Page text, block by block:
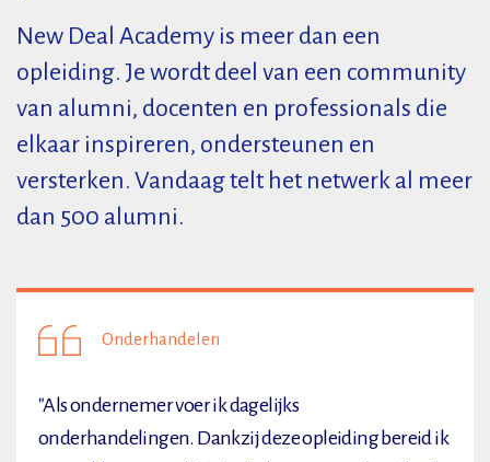
New Deal Academy is meer dan een
opleiding. Je wordt deel van een community
van alumni, docenten en professionals die
elkaar inspireren, ondersteunen en
versterken. Vandaag telt het netwerk al meer
dan 500 alumni.
Onderhandelen
"Als ondernemer voer ik dagelijks
onderhandelingen. Dankzij deze opleiding bereid ik